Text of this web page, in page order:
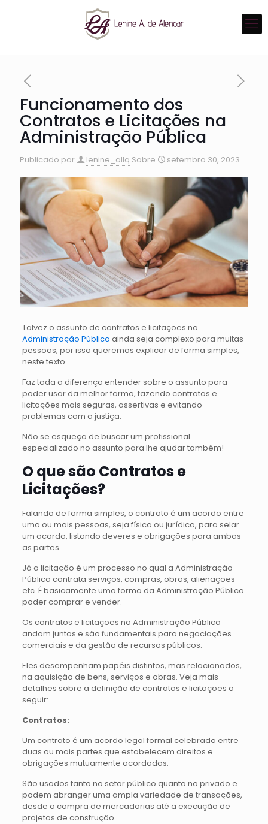
Funcionamento dos
Contratos e Licitações na
Administração Pública
Publicado por lenine_allq Sobre setembro 30, 2023
Talvez o assunto de contratos e licitações na
Administração Pública ainda seja complexo para muitas
pessoas, por isso queremos explicar de forma simples,
neste texto.
Faz toda a diferença entender sobre o assunto para
poder usar da melhor forma, fazendo contratos e
licitações mais seguras, assertivas e evitando
problemas com a justiça.
Não se esqueça de buscar um profissional
especializado no assunto para lhe ajudar também!
O que são Contratos e
Licitações?
Falando de forma simples, o contrato é um acordo entre
uma ou mais pessoas, seja física ou jurídica, para selar
um acordo, listando deveres e obrigações para ambas
as partes.
Já a licitação é um processo no qual a Administração
Pública contrata serviços, compras, obras, alienações
etc. É basicamente uma forma da Administração Pública
poder comprar e vender.
Os contratos e licitações na Administração Pública
andam juntos e são fundamentais para negociações
comerciais e da gestão de recursos públicos.
Eles desempenham papéis distintos, mas relacionados,
na aquisição de bens, serviços e obras. Veja mais
detalhes sobre a definição de contratos e licitações a
seguir:
Contratos:
Um contrato é um acordo legal formal celebrado entre
duas ou mais partes que estabelecem direitos e
obrigações mutuamente acordados.
São usados tanto no setor público quanto no privado e
podem abranger uma ampla variedade de transações,
desde a compra de mercadorias até a execução de
projetos de construção.